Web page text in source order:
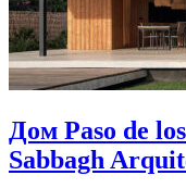
Дом Paso de
Sabbagh